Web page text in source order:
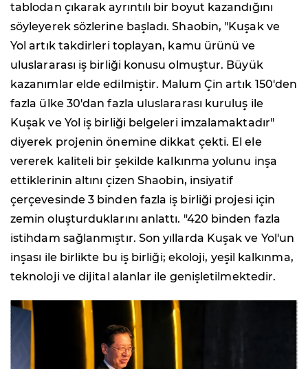
tablodan çıkarak ayrıntılı bir boyut kazandığını
söyleyerek sözlerine başladı. Shaobin, "Kuşak ve
Yol artık takdirleri toplayan, kamu ürünü ve
uluslararası iş birliği konusu olmuştur. Büyük
kazanımlar elde edilmiştir. Malum Çin artık 150'den
fazla ülke 30'dan fazla uluslararası kuruluş ile
Kuşak ve Yol iş birliği belgeleri imzalamaktadır"
diyerek projenin önemine dikkat çekti. El ele
vererek kaliteli bir şekilde kalkınma yolunu inşa
ettiklerinin altını çizen Shaobin, insiyatif
çerçevesinde 3 binden fazla iş birliği projesi için
zemin oluşturduklarını anlattı. "420 binden fazla
istihdam sağlanmıştır. Son yıllarda Kuşak ve Yol'un
inşası ile birlikte bu iş birliği; ekoloji, yeşil kalkınma,
teknoloji ve dijital alanlar ile genişletilmektedir.